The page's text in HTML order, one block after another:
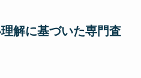
解に基づいた専門査